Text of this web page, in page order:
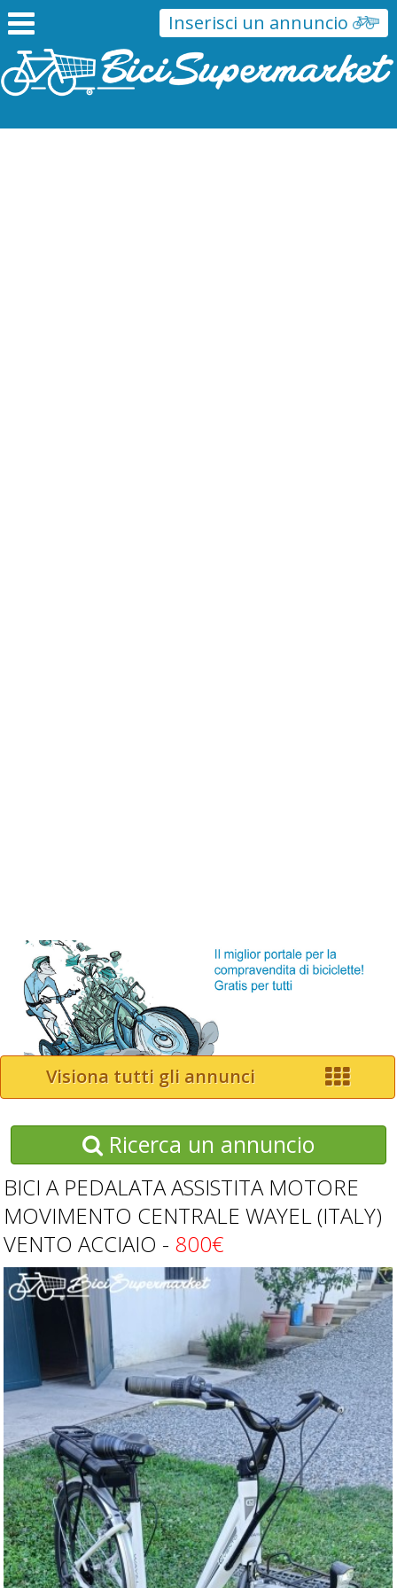
Inserisci un annuncio
Visiona tutti gli annunci
Ricerca un annuncio
BICI A PEDALATA ASSISTITA MOTORE
MOVIMENTO CENTRALE WAYEL (ITALY)
VENTO ACCIAIO - 800€